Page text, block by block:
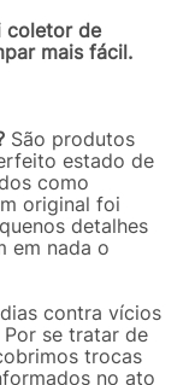
coletor de
mais fácil.
São produtos
estado de
como
original foi
detalhes
em nada o
contra vícios
se tratar de
trocas
no ato